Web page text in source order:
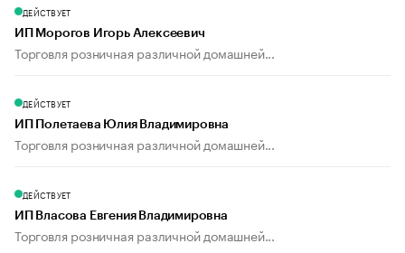
ДЕЙСТВУЕТ
ИП Морогов Игорь Алексеевич
Торговля розничная различной домашней...
ДЕЙСТВУЕТ
ИП Полетаева Юлия Владимировна
Торговля розничная различной домашней...
ДЕЙСТВУЕТ
ИП Власова Евгения Владимировна
Торговля розничная различной домашней...